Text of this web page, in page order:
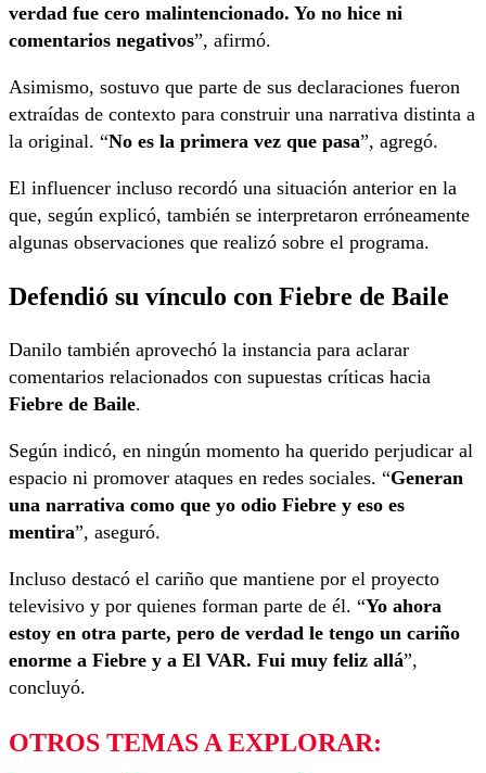
verdad fue cero malintencionado. Yo no hice ni
comentarios negativos”, afirmó.
Asimismo, sostuvo que parte de sus declaraciones fueron
extraídas de contexto para construir una narrativa distinta a
la original. “No es la primera vez que pasa”, agregó.
El influencer incluso recordó una situación anterior en la
que, según explicó, también se interpretaron erróneamente
algunas observaciones que realizó sobre el programa.
Defendió su vínculo con Fiebre de Baile
Danilo también aprovechó la instancia para aclarar
comentarios relacionados con supuestas críticas hacia
Fiebre de Baile.
Según indicó, en ningún momento ha querido perjudicar al
espacio ni promover ataques en redes sociales. “Generan
una narrativa como que yo odio Fiebre y eso es
mentira”, aseguró.
Incluso destacó el cariño que mantiene por el proyecto
televisivo y por quienes forman parte de él. “Yo ahora
estoy en otra parte, pero de verdad le tengo un cariño
enorme a Fiebre y a El VAR. Fui muy feliz allá”,
concluyó.
OTROS TEMAS A EXPLORAR: